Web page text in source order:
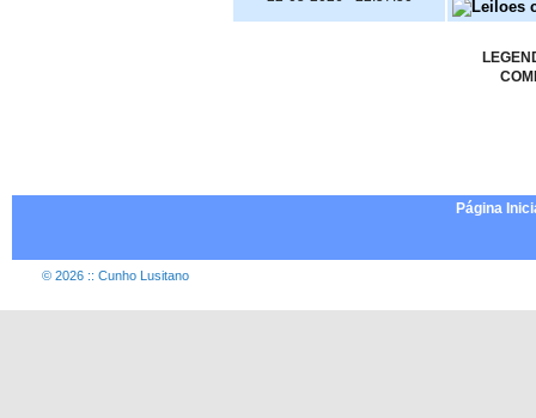
Página
© 2026 :: Cunho Lusitano